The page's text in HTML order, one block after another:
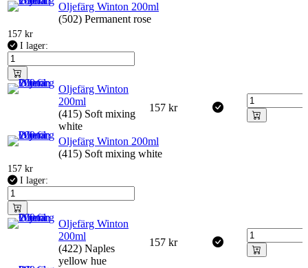
Oljefärg Winton 200ml
(502) Permanent rose
157 kr
I lager:
Oljefärg Winton
200ml
(415) Soft mixing
white
157 kr
Oljefärg Winton 200ml
(415) Soft mixing white
157 kr
I lager:
Oljefärg Winton
200ml
(422) Naples
yellow hue
157 kr